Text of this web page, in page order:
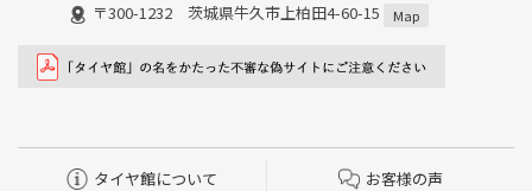
〒300-1232 茨城県牛久市上柏田4-60-15
Map
タイヤ館について お客様の声